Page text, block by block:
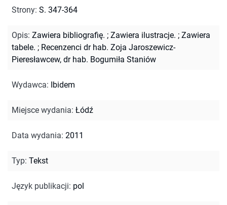
Strony: S. 347-364
Opis: Zawiera bibliografię. ; Zawiera ilustracje. ; Zawiera
tabele. ; Recenzenci dr hab. Zoja Jaroszewicz-
Pieresławcew, dr hab. Bogumiła Staniów
Wydawca: Ibidem
Miejsce wydania: Łódź
Data wydania: 2011
Typ: Tekst
Język publikacji: pol